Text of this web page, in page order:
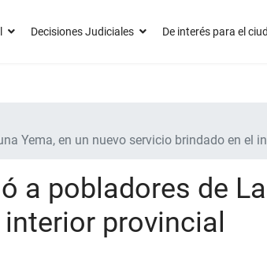
Decisiones Judiciales De interés para el
Yema, en un nuevo servicio brindado en el
a pobladores de
provincial